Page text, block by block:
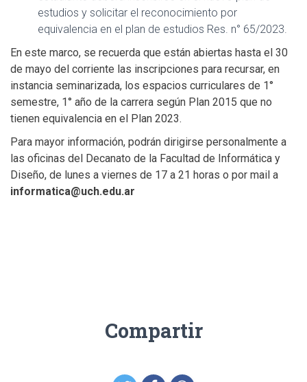
estudios y solicitar el reconocimiento por
equivalencia en el plan de estudios Res. n° 65/2023.
En este marco, se recuerda que están abiertas hasta el 30
de mayo del corriente las inscripciones para recursar, en
instancia seminarizada, los espacios curriculares de 1°
semestre, 1° año de la carrera según Plan 2015 que no
tienen equivalencia en el Plan 2023.
Para mayor información, podrán dirigirse personalmente a
las oficinas del Decanato de la Facultad de Informática y
Diseño, de lunes a viernes de 17 a 21 horas o por mail a
informatica@uch.edu.ar
Compartir